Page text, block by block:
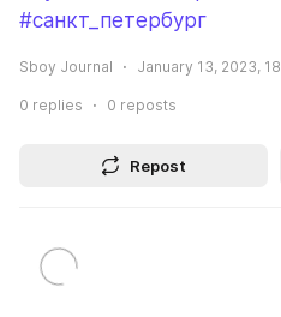
#санкт_петербург
Sboy Journal January 13, 2023,
0 replies 0 reposts
Repost